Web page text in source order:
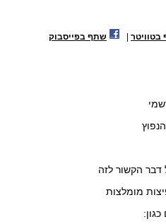
שתף בפייסבוק
דבר הקשור לזה
מומלצות